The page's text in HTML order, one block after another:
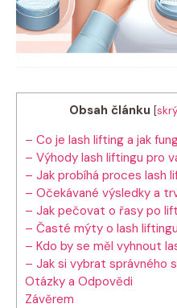
Obsah článku [
– Co je lash lifting a jak
– Výhody lash liftingu pro
– Jak probíhá proces lash
– Očekávané výsledky a
– Jak pečovat o řasy po
– Časté mýty o lash liftingu
– Kdo by se měl vyhnout
– Jak si vybrat správného
Otázky a Odpovědi
Závěrem